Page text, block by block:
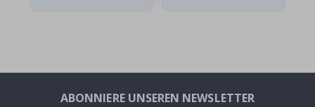
ABONNIERE UNSEREN NEWSLETTER